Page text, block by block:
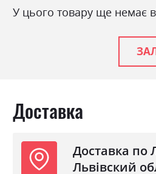
Ніша для білизни
так
так
У цього товару ще немає
Доставка
Доставка по
Львівский